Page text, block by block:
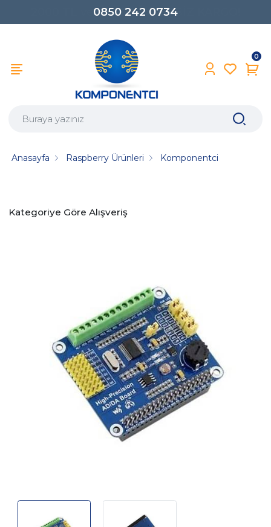
0850 242 0734
0
Anasayfa Raspberry Ürünleri Komponentci
Kategoriye Göre Alışveriş